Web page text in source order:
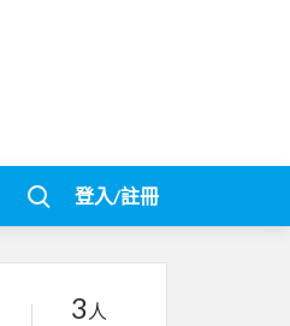
登入/註冊
3 人